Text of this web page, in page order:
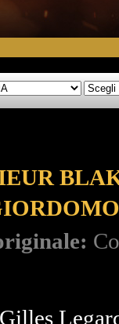
Gilles